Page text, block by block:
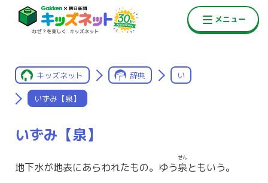
キッズネット 辞典 い
いずみ【泉】
いずみ【泉】
地下水が地表にあらわれたもの。ゆう泉
せん
ともいう。